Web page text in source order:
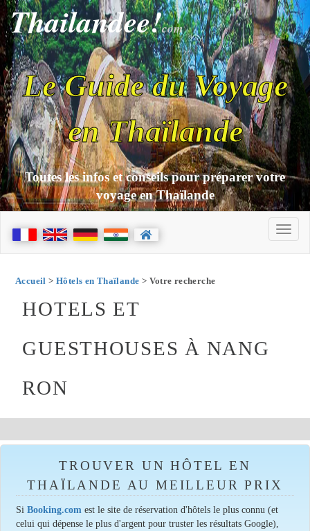
Thailandee!com
Le Guide du Voyage
en Thaïlande
Toutes les infos et conseils pour préparer votre
voyage en Thaïlande
Accueil > Hôtels en Thaïlande > Votre recherche
HOTELS ET
GUESTHOUSES À NANG
RON
TROUVER UN HÔTEL EN
THAÏLANDE AU MEILLEUR PRIX
SiBooking.com est le site de réservation d'hôtels le plus connu (et
celui qui dépense le plus d'argent pour truster les résultats Google),